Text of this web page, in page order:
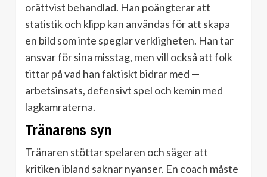
orättvist behandlad. Han poängterar att
statistik och klipp kan användas för att skapa
en bild som inte speglar verkligheten. Han tar
ansvar för sina misstag, men vill också att folk
tittar på vad han faktiskt bidrar med —
arbetsinsats, defensivt spel och kemin med
lagkamraterna.
Tränarens syn
Tränaren stöttar spelaren och säger att
kritiken ibland saknar nyanser. En coach måste